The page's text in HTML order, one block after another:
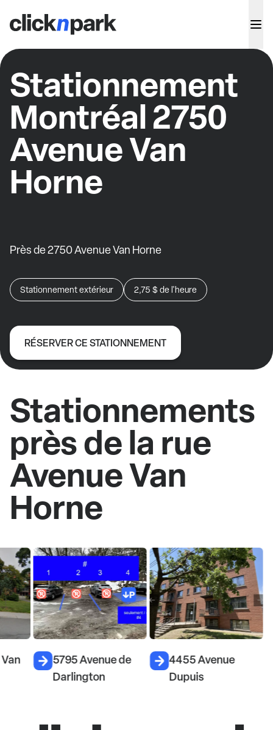
Stationnement
Montréal 2750
Avenue Van
Horne
Près de 2750 Avenue Van Horne
Stationnement extérieur 2,75 $ de l'heure
RÉSERVER CE STATIONNEMENT
Stationnements
près de la rue
Avenue Van
Horne
5795 Avenue de
Darlington
4455 Avenue
Dupuis